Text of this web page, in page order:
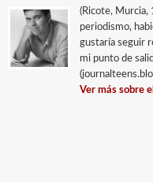
(Ricote, Murcia,
periodismo,
gustaría seguir
mi punto de
Ver más sobre